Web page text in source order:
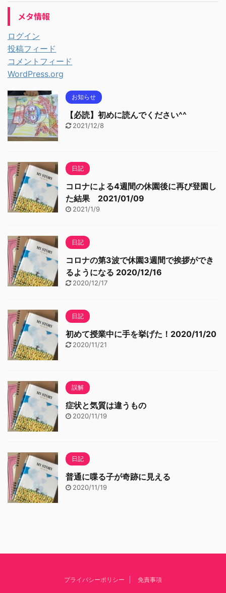
メタ情報
ログイン
投稿フィード
コメントフィード
WordPress.org
お知らせ
【必読】初めに読んでください^^
2021/12/8
日記
コロナによる4週間の休園後に再び登園し
た結果 2021/01/09
2021/1/9
日記
コロナの第3波で休園3週間で挨拶ができ
るようになる 2020/12/16
2020/12/17
日記
初めて授業中に手を挙げた！2020/11/20
2020/11/21
誤解
症状と気質は違うもの
2020/11/19
日記
普通に喋る子が奇跡に見える
2020/11/19
プライバシーポリシー 免責事項